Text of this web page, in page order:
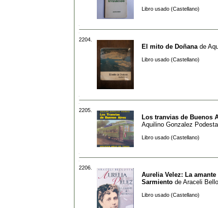
Libro usado (Castellano)
2204.
El mito de Doñana de
Libro usado (Castellano)
2205.
Los tranvias de Buenos
Aquilino Gonzalez Podesta
Libro usado (Castellano)
2206.
Aurelia Velez: La amante
Sarmiento de Araceli
Libro usado (Castellano)